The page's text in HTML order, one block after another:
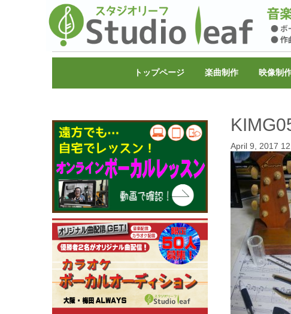
トップページ 楽曲制作 映像制
April 9, 2017